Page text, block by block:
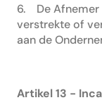
6. De Afnemer
verstrekte of
aan de
Artikel 13 -